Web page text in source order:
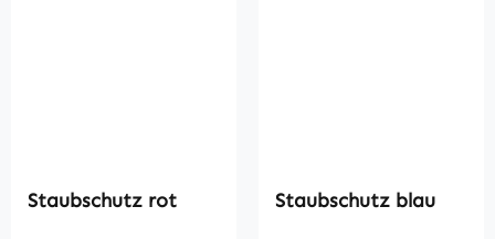
Staubschutz rot Staubschutz blau